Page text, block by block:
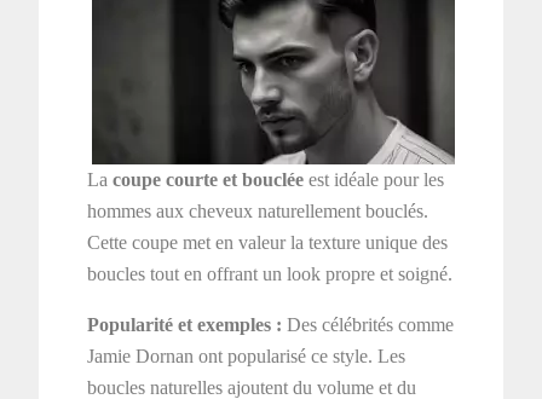
Lacoupe courte et bouclée est idéale pour les
hommes aux cheveux naturellement bouclés.
Cette coupe met en valeur la texture unique des
boucles tout en offrant un look propre et soigné.
Popularité et exemples : Des célébrités comme
Jamie Dornan ont popularisé ce style. Les
boucles naturelles ajoutent du volume et du